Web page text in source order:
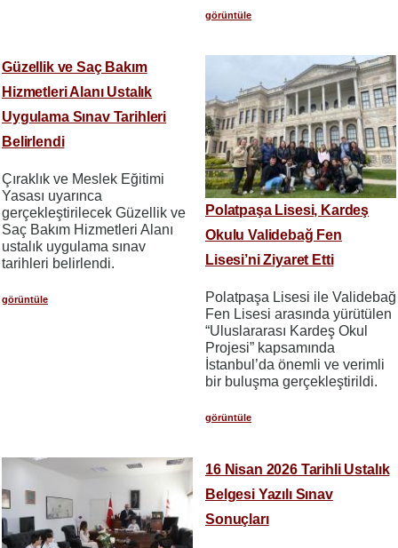
görüntüle
Güzellik ve Saç Bakım
Hizmetleri Alanı Ustalık
Uygulama Sınav Tarihleri
Belirlendi
Çıraklık ve Meslek Eğitimi
Yasası uyarınca
gerçekleştirilecek Güzellik ve
Saç Bakım Hizmetleri Alanı
ustalık uygulama sınav
tarihleri belirlendi.
görüntüle
Polatpaşa Lisesi, Kardeş
Okulu Validebağ Fen
Lisesi’ni Ziyaret Etti
Polatpaşa Lisesi ile Validebağ
Fen Lisesi arasında yürütülen
“Uluslararası Kardeş Okul
Projesi” kapsamında
İstanbul’da önemli ve verimli
bir buluşma gerçekleştirildi.
görüntüle
16 Nisan 2026 Tarihli Ustalık
Belgesi Yazılı Sınav
Sonuçları